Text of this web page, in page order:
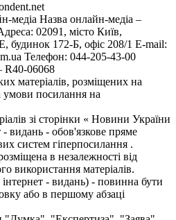
медіа Назва онлайн-медіа –
02091, місто Київ,
172-Б, офіс 208/1 E-mail:
Телефон: 044-205-43-00
R40-06068
матеріалів, розміщених на
умови посилання на
зі сторінки « Новини України
- видань - обов'язкове пряме
систем гіперпосилання .
в незалежності від
використання матеріалів.
- видань) - повинна бути
або в першому абзаці